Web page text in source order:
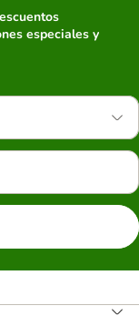
especiales y